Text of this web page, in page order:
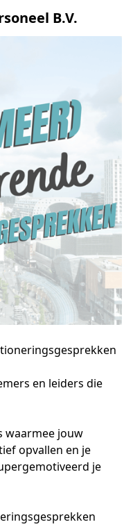
B.V.
en leiders die
waarmee jouw
opvallen en je
je